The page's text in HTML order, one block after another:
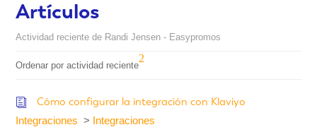
Artículos
Actividad reciente de Randi Jensen - Easypromos
Ordenar por actividad reciente
Cómo configurar la integración con Klaviyo
Integraciones
Integraciones